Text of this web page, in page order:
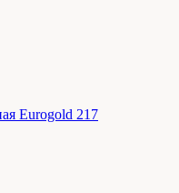
Eurogold 217